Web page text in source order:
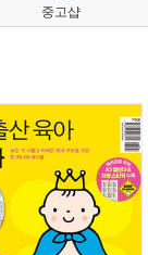
중고샵